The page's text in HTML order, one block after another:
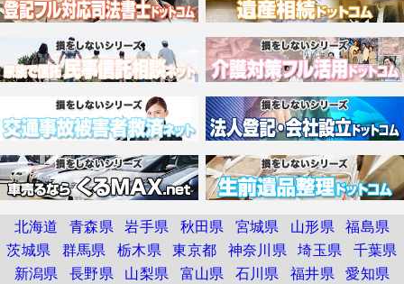
北海道 青森県 岩手県 秋田県 宮城県 山形県 福島県
茨城県 群馬県 栃木県 東京都 神奈川県 埼玉県 千葉県
新潟県 長野県 山梨県 富山県 石川県 福井県 愛知県